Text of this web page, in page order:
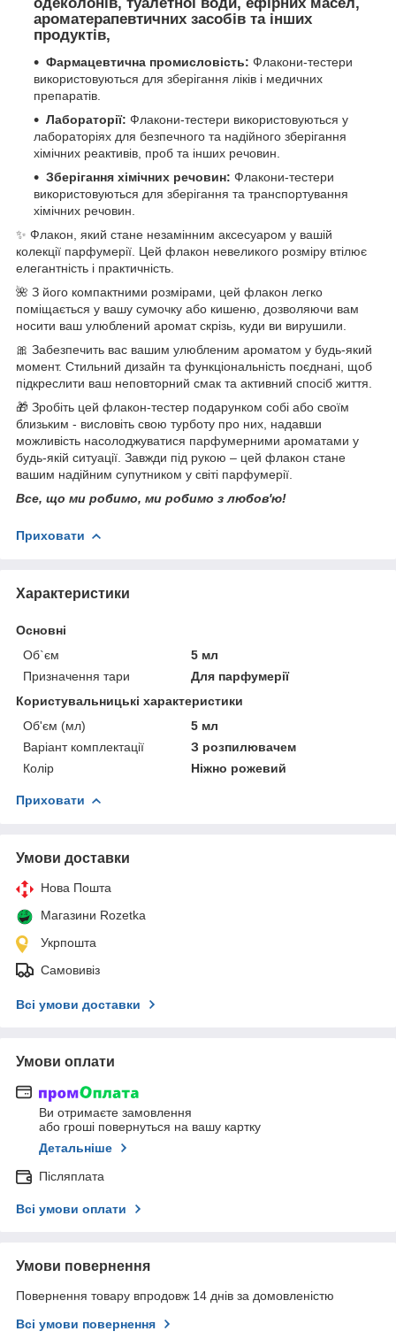
ароматерапевтичних засобів та інших
продуктів,
Фармацевтична промисловість: Флакони-тестери
використовуються для зберігання ліків і медичних
препаратів.
Лабораторії: Флакони-тестери використовуються у
лабораторіях для безпечного та надійного зберігання
хімічних реактивів, проб та інших речовин.
Зберігання хімічних речовин: Флакони-тестери
використовуються для зберігання та транспортування
хімічних речовин.
✨ Флакон, який стане незамінним аксесуаром у вашій
колекції парфумерії. Цей флакон невеликого розміру втілює
елегантність і практичність.
🌺 З його компактними розмірами, цей флакон легко
поміщається у вашу сумочку або кишеню, дозволяючи вам
носити ваш улюблений аромат скрізь, куди ви вирушили.
🎀 Забезпечить вас вашим улюбленим ароматом у будь-який
момент. Стильний дизайн та функціональність поєднані, щоб
підкреслити ваш неповторний смак та активний спосіб життя.
🎁 Зробіть цей флакон-тестер подарунком собі або своїм
близьким - висловіть свою турботу про них, надавши
можливість насолоджуватися парфумерними ароматами у
будь-якій ситуації. Завжди під рукою – цей флакон стане
вашим надійним супутником у світі парфумерії.
Все, що ми робимо, ми робимо з любов'ю!
Приховати
Характеристики
Основні
Об`єм
5 мл
Призначення тари
Для парфумерії
Користувальницькі характеристики
Об'єм (мл)
5 мл
Варіант комплектації
З розпилювачем
Колір
Ніжно рожевий
Приховати
Умови доставки
Нова Пошта
Магазини Rozetka
Укрпошта
Самовивіз
Всі умови доставки
Умови оплати
Ви отримаєте замовлення
або гроші повернуться на вашу картку
Детальніше
Післяплата
Всі умови оплати
Умови повернення
Повернення товару впродовж 14 днів за домовленістю
Всі умови повернення